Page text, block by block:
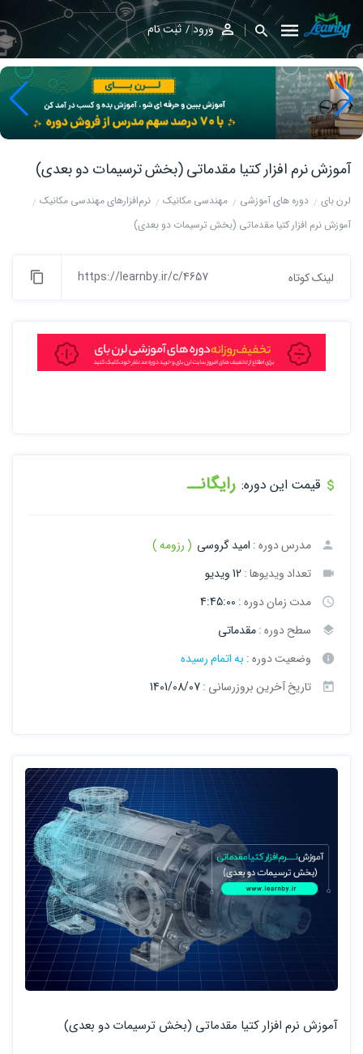
ورود ثبت نام
آموزش نرم افزار کتیا مقدماتی (بخش ترسیمات دو بعدی)
لرن بای دوره های آموزشی مهندسی مکانیک
نرم‌افزارهای مهندسی مکانیک
آموزش نرم افزار کتیا مقدماتی (بخش ترسیمات دو بعدی)
لینک کوتاه https://learnby.ir/c/4657
قیمت این دوره: رایگانــ
مدرس دوره : امید گروسی ( رزومه )
تعداد ویدیوها :12 ویدیو
مدت زمان دوره : 4:45:00
سطح دوره :مقدماتی
وضعیت دوره : به اتمام رسیده
تاریخ آخرین بروزرسانی :1401/08/07
آموزش نرم افزار کتیا مقدماتی (بخش ترسیمات دو بعدی)